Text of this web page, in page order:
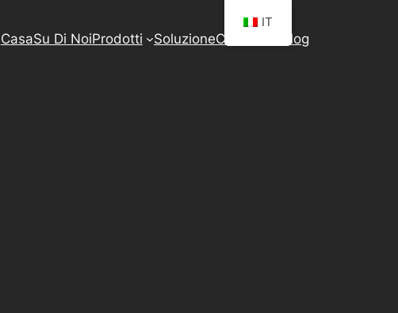
CasaSu Di NoiProdotti SoluzioneContattaci Blog
IT